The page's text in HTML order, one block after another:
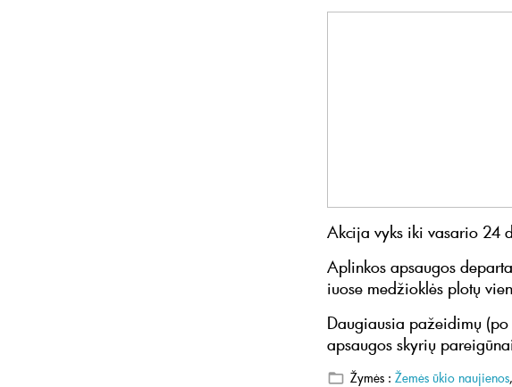
Akcija vyks iki vasario 24
Aplinkos apsaugos
iuose medžioklės plotų
Daugiausia pažeidimų
apsaugos skyrių
Žymės : Žemės ūkio naujienos,